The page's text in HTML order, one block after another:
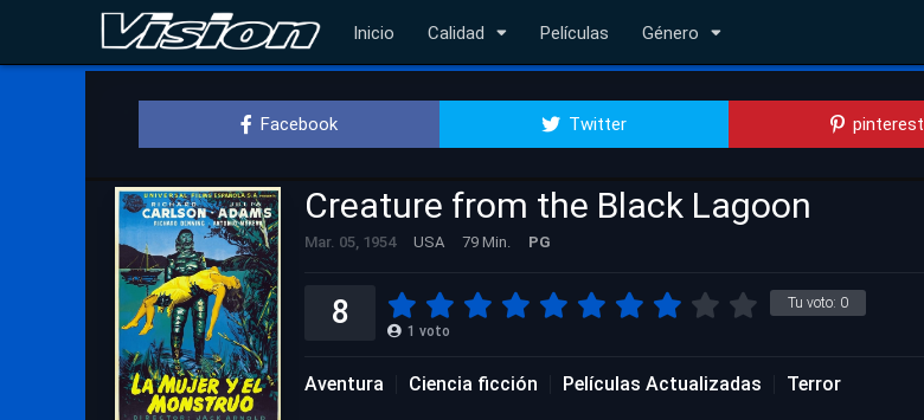
Inicio Calidad Películas Género
Facebook Twitter pinterest
Creature from the Black Lagoon
Mar. 05, 1954 USA 79 Min. PG
Tu voto: 0
8 1 voto
Aventura Ciencia ficción Películas Actualizadas Terror